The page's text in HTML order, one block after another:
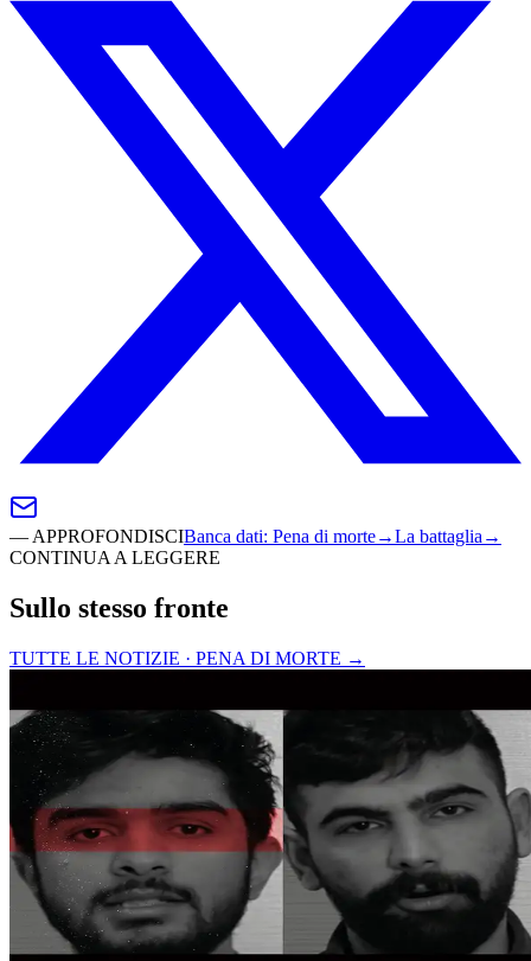
— APPROFONDISCIBanca dati: Pena di morte→La battaglia →
CONTINUA A LEGGERE
Sullo stesso fronte
TUTTE LE NOTIZIE · PENA DI MORTE →